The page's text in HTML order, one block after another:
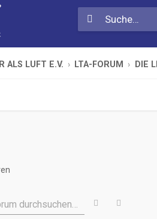
ALS LUFT E.V. LTA-FORUM DIE
durchsuchen… Suche